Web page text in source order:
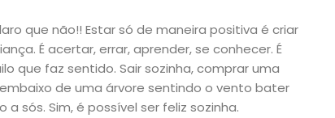
que não!! Estar só de maneira positiva é criar
É acertar, errar, aprender, se conhecer. É
que faz sentido. Sair sozinha, comprar uma
de uma árvore sentindo o vento bater
sós. Sim, é possível ser feliz sozinha.